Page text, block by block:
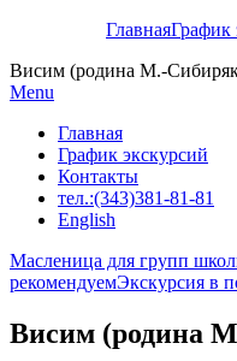
ГлавнаяГрафик
Висим (родина М.-
Menu
Главная
График экскурсий
Контакты
тел.:(343)381-81-81
English
Масленица для групп
рекомендуемЭкскурсия в
Висим (родина